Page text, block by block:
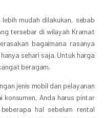
mudah dilakukan, sebab
tersebar di wilayah Kramat
bagaimana rasanya
sehari saja. Untuk harga
beragam.
jenis mobil dan pelayanan
konsumen, Anda harus pintar
hal sebelum rental